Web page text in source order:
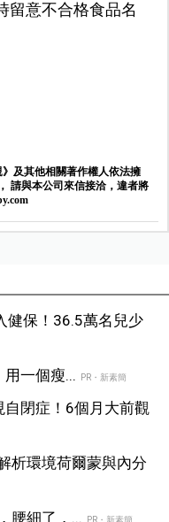
留意不合格食品名
及其他相關著作權人依法擁
請與本公司來信接洽，違者將
健保！36.5萬名兒少
一個瘦...
PR・新素簡
閉症！6個月大前觀
析環境荷爾蒙與內分
腰細了，...
PR・新素簡